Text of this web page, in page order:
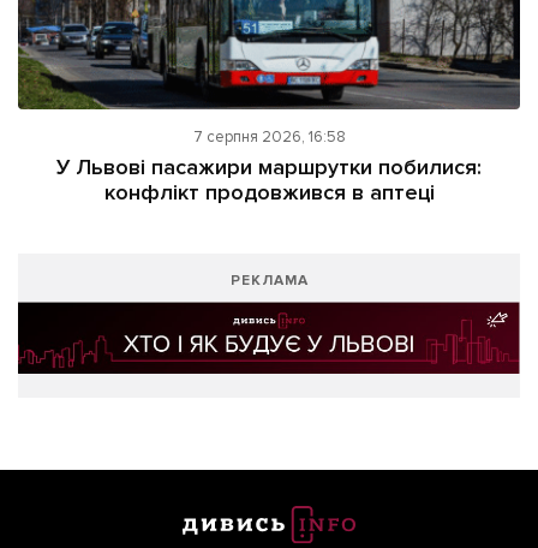
7 серпня 2026, 16:58
У Львові пасажири маршрутки побилися:
конфлікт продовжився в аптеці
РЕКЛАМА